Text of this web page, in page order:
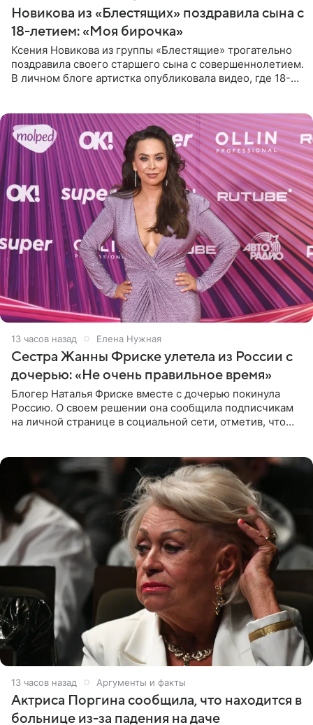
Новикова из «Блестящих» поздравила сына с
18-летием: «Моя бирочка»
Ксения Новикова из группы «Блестящие» трогательно
поздравила своего старшего сына с совершеннолетием.
В личном блоге артистка опубликовала видео, где 18-
13 часов назад Елена Нужная
Сестра Жанны Фриске улетела из России с
дочерью: «Не очень правильное время»
Блогер Наталья Фриске вместе с дочерью покинула
Россию. О своем решении она сообщила подписчикам
на личной странице в социальной сети, отметив, что
13 часов назад Аргументы и факты
Актриса Поргина сообщила, что находится в
больнице из-за падения на даче